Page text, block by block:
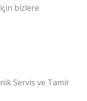
bizlere
Servis ve Tamir